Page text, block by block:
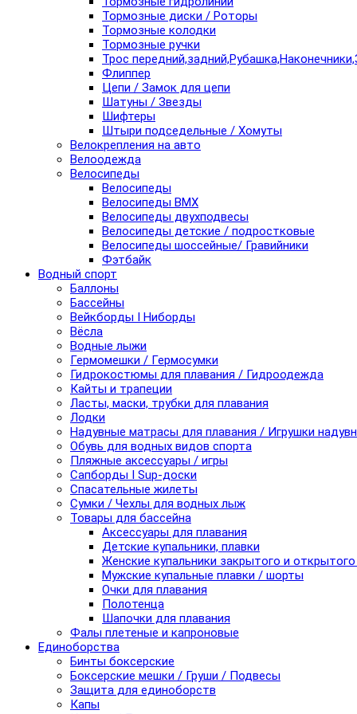
Тормозные диски / Роторы
Тормозные колодки
Тормозные ручки
Трос
Флиппер
Цепи / Замок для цепи
Шатуны / Звезды
Шифтеры
Штыри подседельные / Хомуты
Велокрепления на авто
Велоодежда
Велосипеды
Велосипеды
Велосипеды BMX
Велосипеды двухподвесы
Велосипеды детские / подростковые
Велосипеды шоссейные/ Гравийники
Фэтбайк
Водный спорт
Баллоны
Бассейны
Вейкборды I Ниборды
Вёсла
Водные лыжи
Гермомешки / Гермосумки
Гидрокостюмы для плавания / Гидроодежда
Кайты и трапеции
Ласты, маски, трубки для плавания
Лодки
Надувные матрасы для плавания / Игрушки
Обувь для водных видов спорта
Пляжные аксессуары / игры
Сапборды I Sup-доски
Спасательные жилеты
Сумки / Чехлы для водных лыж
Товары для бассейна
Аксессуары для плавания
Детские купальники, плавки
Женские купальники закрытого и
Мужские купальные плавки / шорты
Очки для плавания
Полотенца
Шапочки для плавания
Фалы плетеные и капроновые
Единоборства
Бинты боксерские
Боксерские мешки / Груши / Подвесы
Защита для единоборств
Капы